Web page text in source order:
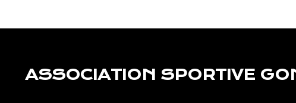
ASSOCIATION SPORTIVE